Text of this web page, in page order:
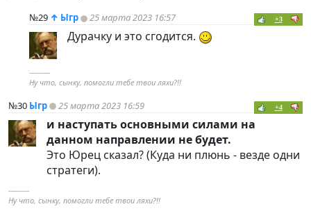
№29 ↑ Ыгр 25 марта 2023 16:57 +3
Дурачку и это сгодится.
----------
Ну что, сынку, помогли тебе твои ляхи?!!
№30 Ыгр 25 марта 2023 16:59 +4
и наступать основными силами на
данном направлении не будет.
Это Юрец сказал? (Куда ни плюнь - везде одни
стратеги).
----------
Ну что, сынку, помогли тебе твои ляхи?!!